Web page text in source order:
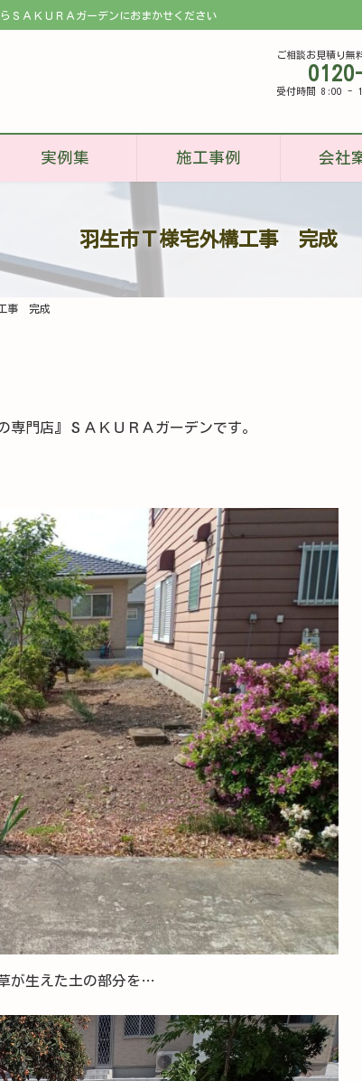
ＳＡＫＵＲＡガーデンにおまかせください
ご相談お見積り無
受付時間 8:00 -
実例集 施工事例 会社
羽生市Ｔ様宅外構工事 完成
事 完成
門店』ＳＡＫＵＲＡガーデンです。
が生えた土の部分を…